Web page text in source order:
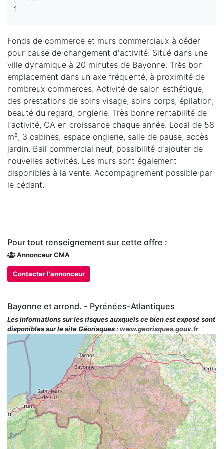
1
Fonds de commerce et murs commerciaux à céder
pour cause de changement d'activité. Situé dans une
ville dynamique à 20 minutes de Bayonne. Très bon
emplacement dans un axe fréquenté, à proximité de
nombreux commerces. Activité de salon esthétique,
des prestations de soins visage, soins corps, épilation,
beauté du regard, onglerie. Très bonne rentabilité de
l'activité, CA en croissance chaque année. Local de 58
m², 3 cabines, espace onglerie, salle de pause, accès
jardin. Bail commercial neuf, possibilité d'ajouter de
nouvelles activités. Les murs sont également
disponibles à la vente. Accompagnement possible par
le cédant.
Pour tout renseignement sur cette offre :
Annonceur CMA
Contacter l'annonceur
Bayonne et arrond. - Pyrénées-Atlantiques
Les informations sur les risques auxquels ce bien est exposé sont
disponibles sur le site Géorisques : www.georisques.gouv.fr